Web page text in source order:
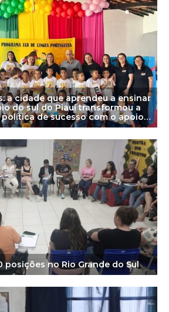
a cidade que aprendeu a ensinar
do sul do Piauí transformou a
de sucesso com o apoio
Beto
posições no Rio Grande do Sul